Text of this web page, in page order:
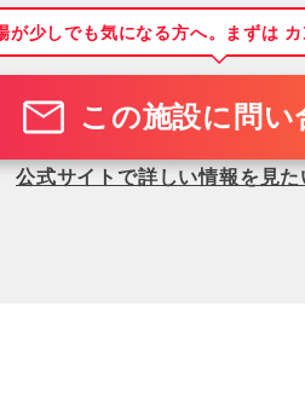
が少しでも気になる方へ。まずは
この施設に問い
公式サイトで詳しい情報を見た